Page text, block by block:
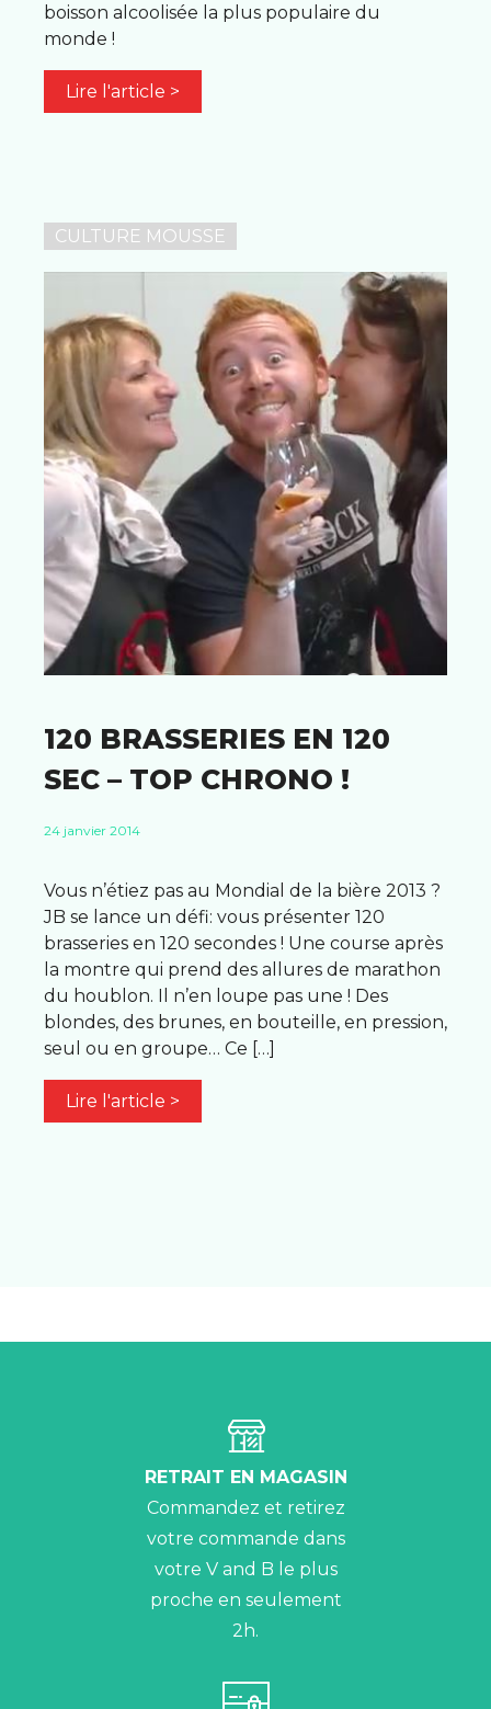
boisson alcoolisée la plus populaire du
monde !
Lire l'article >
CULTURE MOUSSE
120 BRASSERIES EN 120
SEC – TOP CHRONO !
24 janvier 2014
Vous n’étiez pas au Mondial de la bière 2013 ?
JB se lance un défi: vous présenter 120
brasseries en 120 secondes ! Une course après
la montre qui prend des allures de marathon
du houblon. Il n’en loupe pas une ! Des
blondes, des brunes, en bouteille, en pression,
seul ou en groupe… Ce […]
Lire l'article >
RETRAIT EN MAGASIN
Commandez et retirez
votre commande dans
votre V and B le plus
proche en seulement
2h.